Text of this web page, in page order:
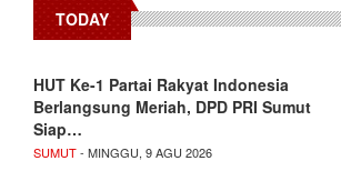
TODAY
HUT Ke-1 Partai Rakyat Indonesia
Berlangsung Meriah, DPD PRI Sumut
Siap…
SUMUT- MINGGU, 9 AGU 2026